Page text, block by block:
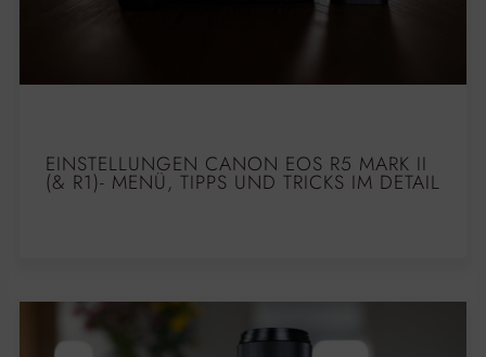
EINSTELLUNGEN CANON EOS R5 MARK II
(& R1)- MENÜ, TIPPS UND TRICKS IM DETAIL